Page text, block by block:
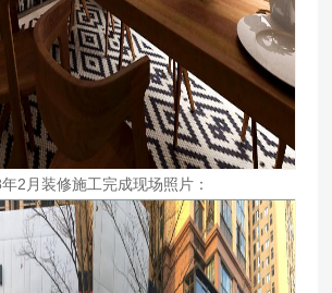
2月装修施工完成现场照片：